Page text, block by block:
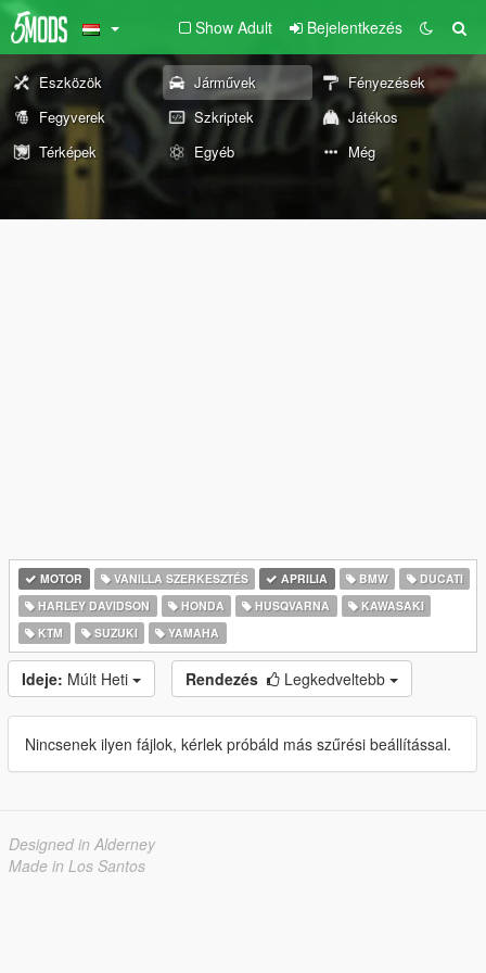
Show Adult Bejelentkezés
Eszközök Járművek
Fényezések
Fegyverek
Szkriptek
Játékos
Térképek
Egyéb Még
MOTOR VANILLA SZERKESZTÉS APRILIA BMW
DUCATI
HARLEY DAVIDSON
HONDA HUSQVARNA
KAWASAKI
KTM
SUZUKI YAMAHA
Ideje: Múlt Heti Rendezés Legkedveltebb
Nincsenek ilyen fájlok, kérlek próbáld más szűrési beállítással.
Designed in Alderney
Made in Los Santos